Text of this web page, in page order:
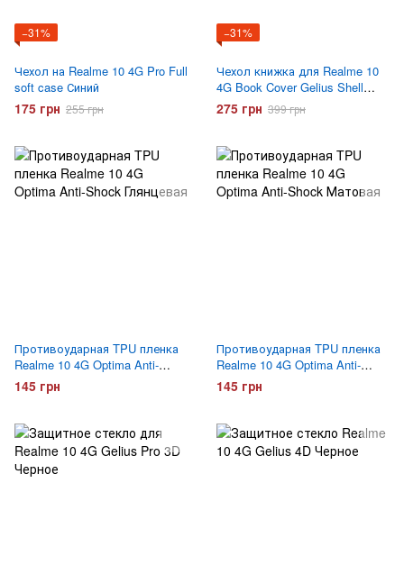
−31%
Чехол на Realme 10 4G Pro Full
soft case Синий
175 грн 255 грн
−31%
Чехол книжка для Realme 10
4G Book Cover Gelius Shell
Case Черный
275 грн 399 грн
Противоударная TPU пленка
Realme 10 4G Optima Anti-
Shock Глянцевая
145 грн
Противоударная TPU пленка
Realme 10 4G Optima Anti-
Shock Матовая
145 грн